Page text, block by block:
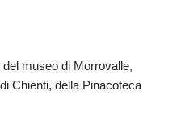
museo di Morrovalle,
Chienti, della Pinacoteca